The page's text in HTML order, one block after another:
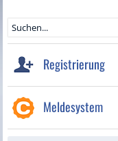
Registrierung
Meldesystem